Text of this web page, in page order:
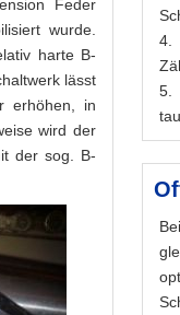
Feder
wurde.
harte B-
lässt
erhöhen, in
wird der
der sog. B-
4.
5.